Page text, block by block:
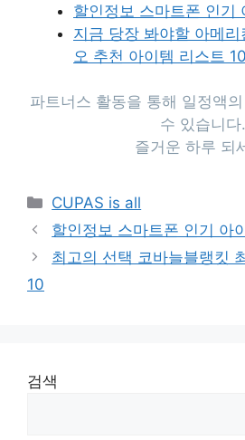
할인정보 스마트폰 인기
지금 당장 봐야할 아메
오 추천 아이템 리스트 10
파트너스 활동을 통해 일정액
수 있습니다.
즐거운 하루 되
Categories
CUPAS is all
할인정보 스마트폰 인기 아
최고의 선택 코바늘블랭킷
10
검색